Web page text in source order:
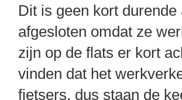
Dit is geen kort
afgesloten omdat ze
zijn op de flats er kort
vinden dat het
fietsers, dus staan de